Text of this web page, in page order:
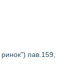
пав.159,